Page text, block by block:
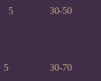
30-50
30-70